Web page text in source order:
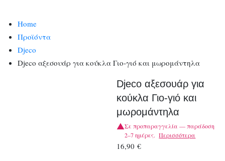
Home
Προϊόντα
Djeco
Djeco αξεσουάρ για κούκλα Γιο-γιό και μωρομάντηλα
Djeco αξεσουάρ για
κούκλα Γιο-γιό και
μωρομάντηλα
Σε προπαραγγελία — παράδοση
2–7 ημέρες. Περισσότερα
16,90€